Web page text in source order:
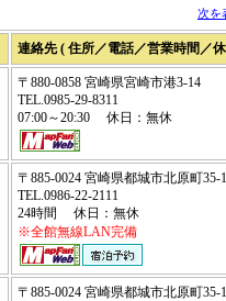
次を
連絡先 ( 住所／電話／営業時間／
〒880-0858 宮崎県宮崎市港3-14
TEL.0985-29-8311
07:00～20:30 休日：無休
〒885-0024 宮崎県都城市北原町35-
TEL.0986-22-2111
24時間 休日：無休
※全館無線LAN完備
〒885-0024 宮崎県都城市北原町35-